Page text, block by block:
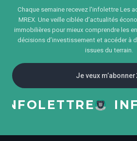
Chaque semaine recevez l'infolettre Les
MREX. Une veille ciblée d’actualités
immobilières pour mieux comprendre les
décisions d’investissement et accéder à
issues du terrain.
Je veux m’abonner